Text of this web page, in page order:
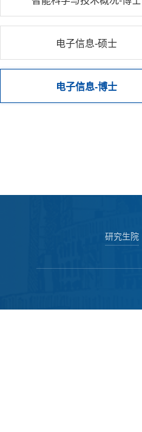
电子信息-硕士
电子信息-博士
研究生院